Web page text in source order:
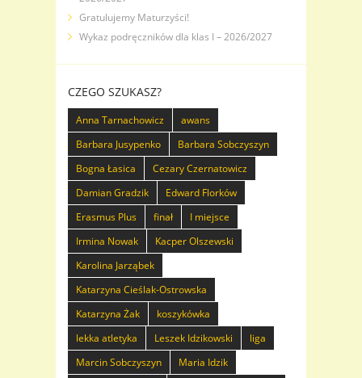
Gratulujemy Maturzyści!
Wykaz podręczników dla klas I – 2026/2027
CZEGO SZUKASZ?
Anna Tarnachowicz
awans
Barbara Jusypenko
Barbara Sobczyszyn
Bogna Łasica
Cezary Czernatowicz
Damian Gradzik
Edward Florków
Erasmus Plus
finał
I miejsce
Irmina Nowak
Kacper Olszewski
Karolina Jarząbek
Katarzyna Cieślak-Ostrowska
Katarzyna Żak
koszykówka
lekka atletyka
Leszek Idzikowski
liga
Marcin Sobczyszyn
Maria Idzik